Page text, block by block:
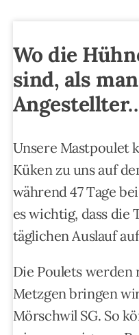
Wo die
sind, als
Unsere Mastpoulet
Küken zu uns auf
während 47 Tage
es wichtig, dass die
täglichen Auslauf
Die Poulets
Metzgen bringen
Mörschwil SG. So